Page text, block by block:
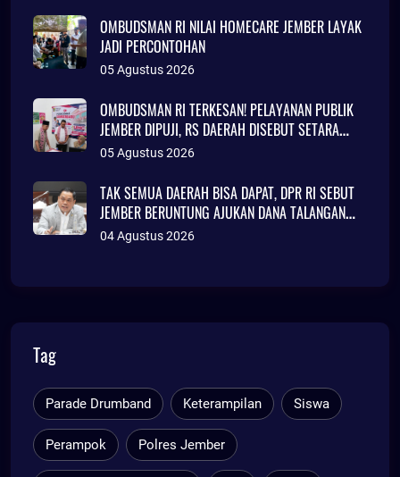
OMBUDSMAN RI NILAI HOMECARE JEMBER LAYAK
JADI PERCONTOHAN
05 Agustus 2026
OMBUDSMAN RI TERKESAN! PELAYANAN PUBLIK
JEMBER DIPUJI, RS DAERAH DISEBUT SETARA
KLINIK JAKARTA
05 Agustus 2026
TAK SEMUA DAERAH BISA DAPAT, DPR RI SEBUT
JEMBER BERUNTUNG AJUKAN DANA TALANGAN
Rp786 MILIAR
04 Agustus 2026
Tag
Parade Drumband Keterampilan Siswa
Perampok Polres Jember